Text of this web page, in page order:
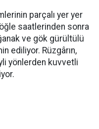
parçalı yer yer
saatlerinden sonra
ve gök gürültülü
ediliyor. Rüzgârın,
yönlerden kuvvetli